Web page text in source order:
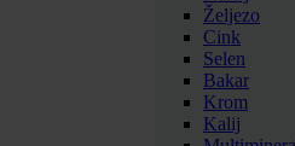
Željezo
Cink
Selen
Bakar
Krom
Kalij